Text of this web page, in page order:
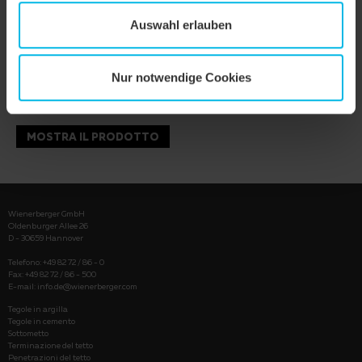
Auswahl erlauben
Nur notwendige Cookies
MOSTRA IL PRODOTTO
Wienerberger GmbH
Oldenburger Allee 26
D - 30659 Hannover
Telefono: +49 82 72 / 86 - 0
Fax: +49 82 72 / 86 - 500
E-mail: info.de@wienerberger.com
Tegole in argilla
Tegole in cemento
Sottometto
Terminazione del tetto
Penetrazioni del tetto